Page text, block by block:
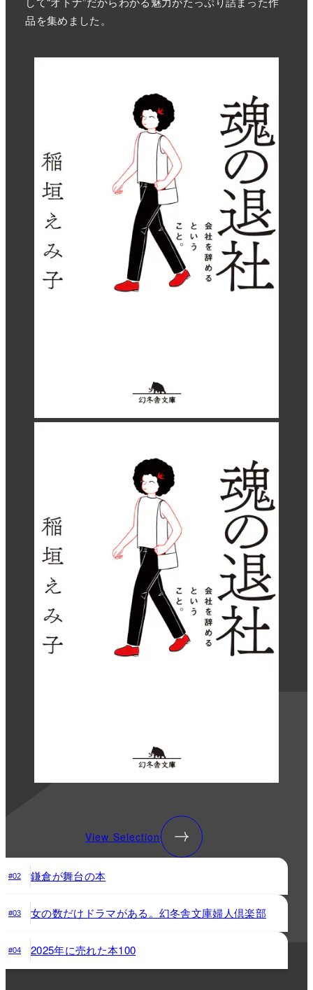
品を集めました。
View Selection
#02 鎌倉が舞台の本
#03 女の数だけドラマがある。幻冬舎文庫婦人倶楽部
#04 2025年に売れた本100